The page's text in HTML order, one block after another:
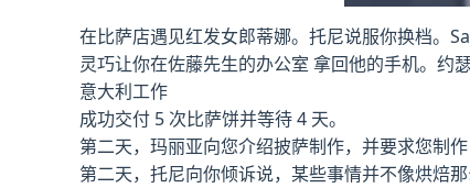
在比萨店遇见红发女郎蒂娜。托尼说服你换档。
灵巧让你在佐藤先生的办公室 拿回他的手机。约
意大利工作
成功交付 5 次比萨饼并等待 4 天。
第二天，玛丽亚向您介绍披萨制作，并要求您制作
第二天，托尼向你倾诉说，某些事情并不像烘焙那